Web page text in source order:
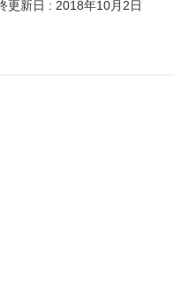
更新日 : 2018年10月2日